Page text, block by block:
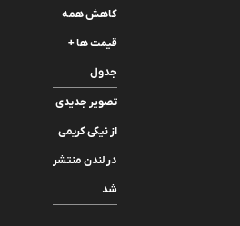
کاهش همه
قیمت ها +
جدول
تصویر جدیدی
از نیکی کریمی
در لندن منتشر
شد